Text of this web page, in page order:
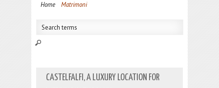
Home Matrimoni
CASTELFALFI, A LUXURY LOCATION FOR